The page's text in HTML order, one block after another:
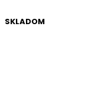
SKLADOM